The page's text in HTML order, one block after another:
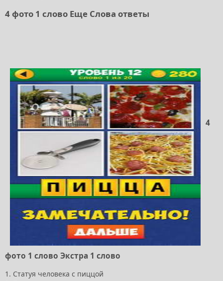
4 фото 1 слово Еще Слова ответы
4
фото 1 слово Экстра 1 слово
1. Статуя человека с пиццой